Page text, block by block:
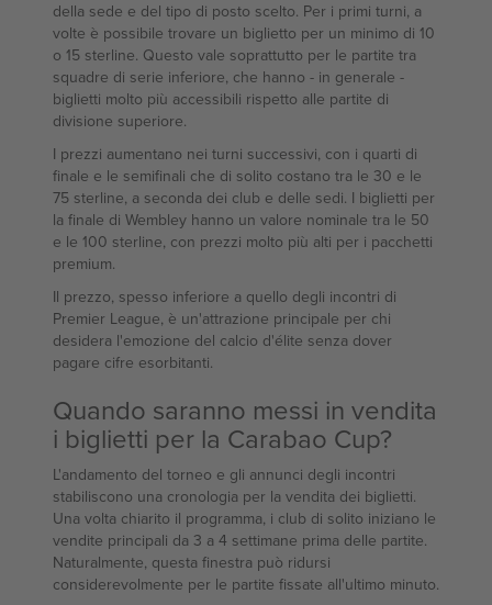
della sede e del tipo di posto scelto. Per i primi turni, a
volte è possibile trovare un biglietto per un minimo di 10
o 15 sterline. Questo vale soprattutto per le partite tra
squadre di serie inferiore, che hanno - in generale -
biglietti molto più accessibili rispetto alle partite di
divisione superiore.
I prezzi aumentano nei turni successivi, con i quarti di
finale e le semifinali che di solito costano tra le 30 e le
75 sterline, a seconda dei club e delle sedi. I biglietti per
la finale di Wembley hanno un valore nominale tra le 50
e le 100 sterline, con prezzi molto più alti per i pacchetti
premium.
Il prezzo, spesso inferiore a quello degli incontri di
Premier League, è un'attrazione principale per chi
desidera l'emozione del calcio d'élite senza dover
pagare cifre esorbitanti.
Quando saranno messi in vendita
i biglietti per la Carabao Cup?
L'andamento del torneo e gli annunci degli incontri
stabiliscono una cronologia per la vendita dei biglietti.
Una volta chiarito il programma, i club di solito iniziano le
vendite principali da 3 a 4 settimane prima delle partite.
Naturalmente, questa finestra può ridursi
considerevolmente per le partite fissate all'ultimo minuto.